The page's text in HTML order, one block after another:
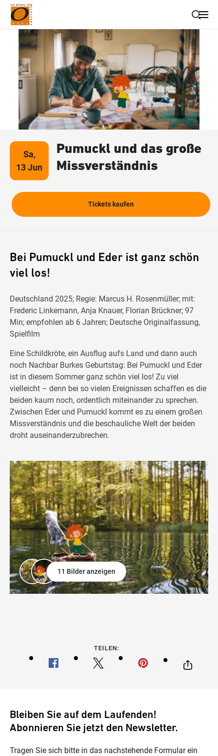
Suche schließen
Wegbeschreibung erhalten
Sa,
13 Jun
Pumuckl und das große
Missverständnis
Tickets kaufen
Bei Pumuckl und Eder ist ganz schön
viel los!
Deutschland 2025; Regie: Marcus H. Rosenmüller; mit:
Frederic Linkemann, Anja Knauer, Florian Brückner; 97
Min; empfohlen ab 6 Jahren; Deutsche Originalfassung,
Spielfilm
Eine Schildkröte, ein Ausflug aufs Land und dann auch
noch Nachbar Burkes Geburtstag: Bei Pumuckl und Eder
ist in diesem Sommer ganz schön viel los! Zu viel
vielleicht – denn bei so vielen Ereignissen schaffen es die
beiden kaum noch, ordentlich miteinander zu sprechen.
Zwischen Eder und Pumuckl kommt es zu einem großen
Missverständnis und die beschauliche Welt der beiden
droht auseinanderzubrechen.
11 Bilder anzeigen
TEILEN:
Bleiben Sie auf dem Laufenden!
Abonnieren Sie jetzt den Newsletter.
Tragen Sie sich bitte in das nachstehende Formular ein